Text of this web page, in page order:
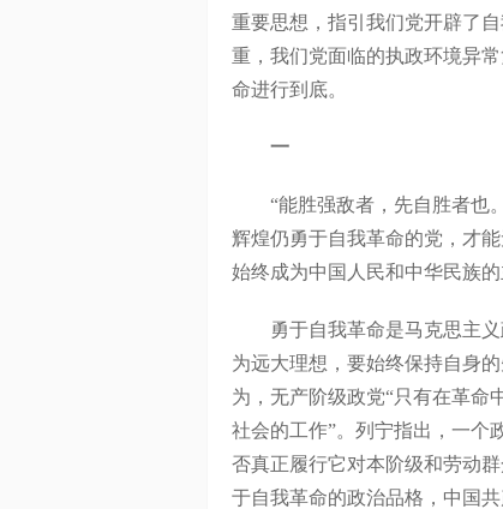
重要思想，指引我们党开辟了
重，我们党面临的执政环境异
命进行到底。
一
“能胜强敌者，先自胜者也。
辉煌仍勇于自我革命的党，才
始终成为中国人民和中华民族
勇于自我革命是马克思主义
为远大理想，要始终保持自身
为，无产阶级政党“只有在革命
社会的工作”。列宁指出，一个
否真正履行它对本阶级和劳动
于自我革命的政治品格，中国